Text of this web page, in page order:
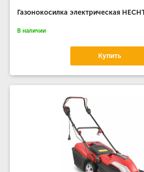
Газонокосилка электрическая
В наличии
Купить